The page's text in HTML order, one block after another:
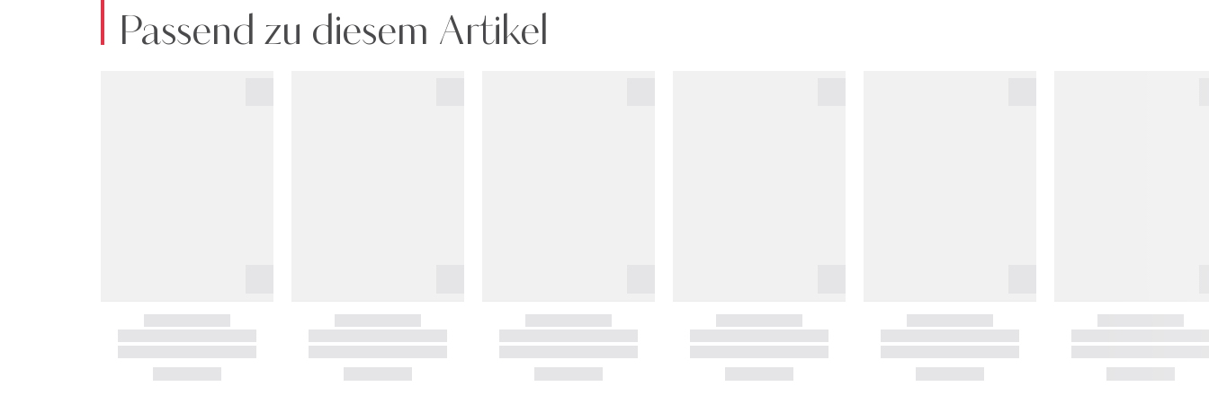
Passend zu diesem Artikel